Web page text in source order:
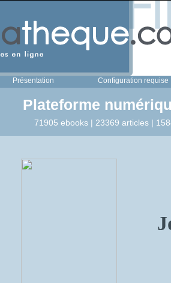
Présentation Configuration requise
Plateforme
71905 ebooks | 23369 articles |